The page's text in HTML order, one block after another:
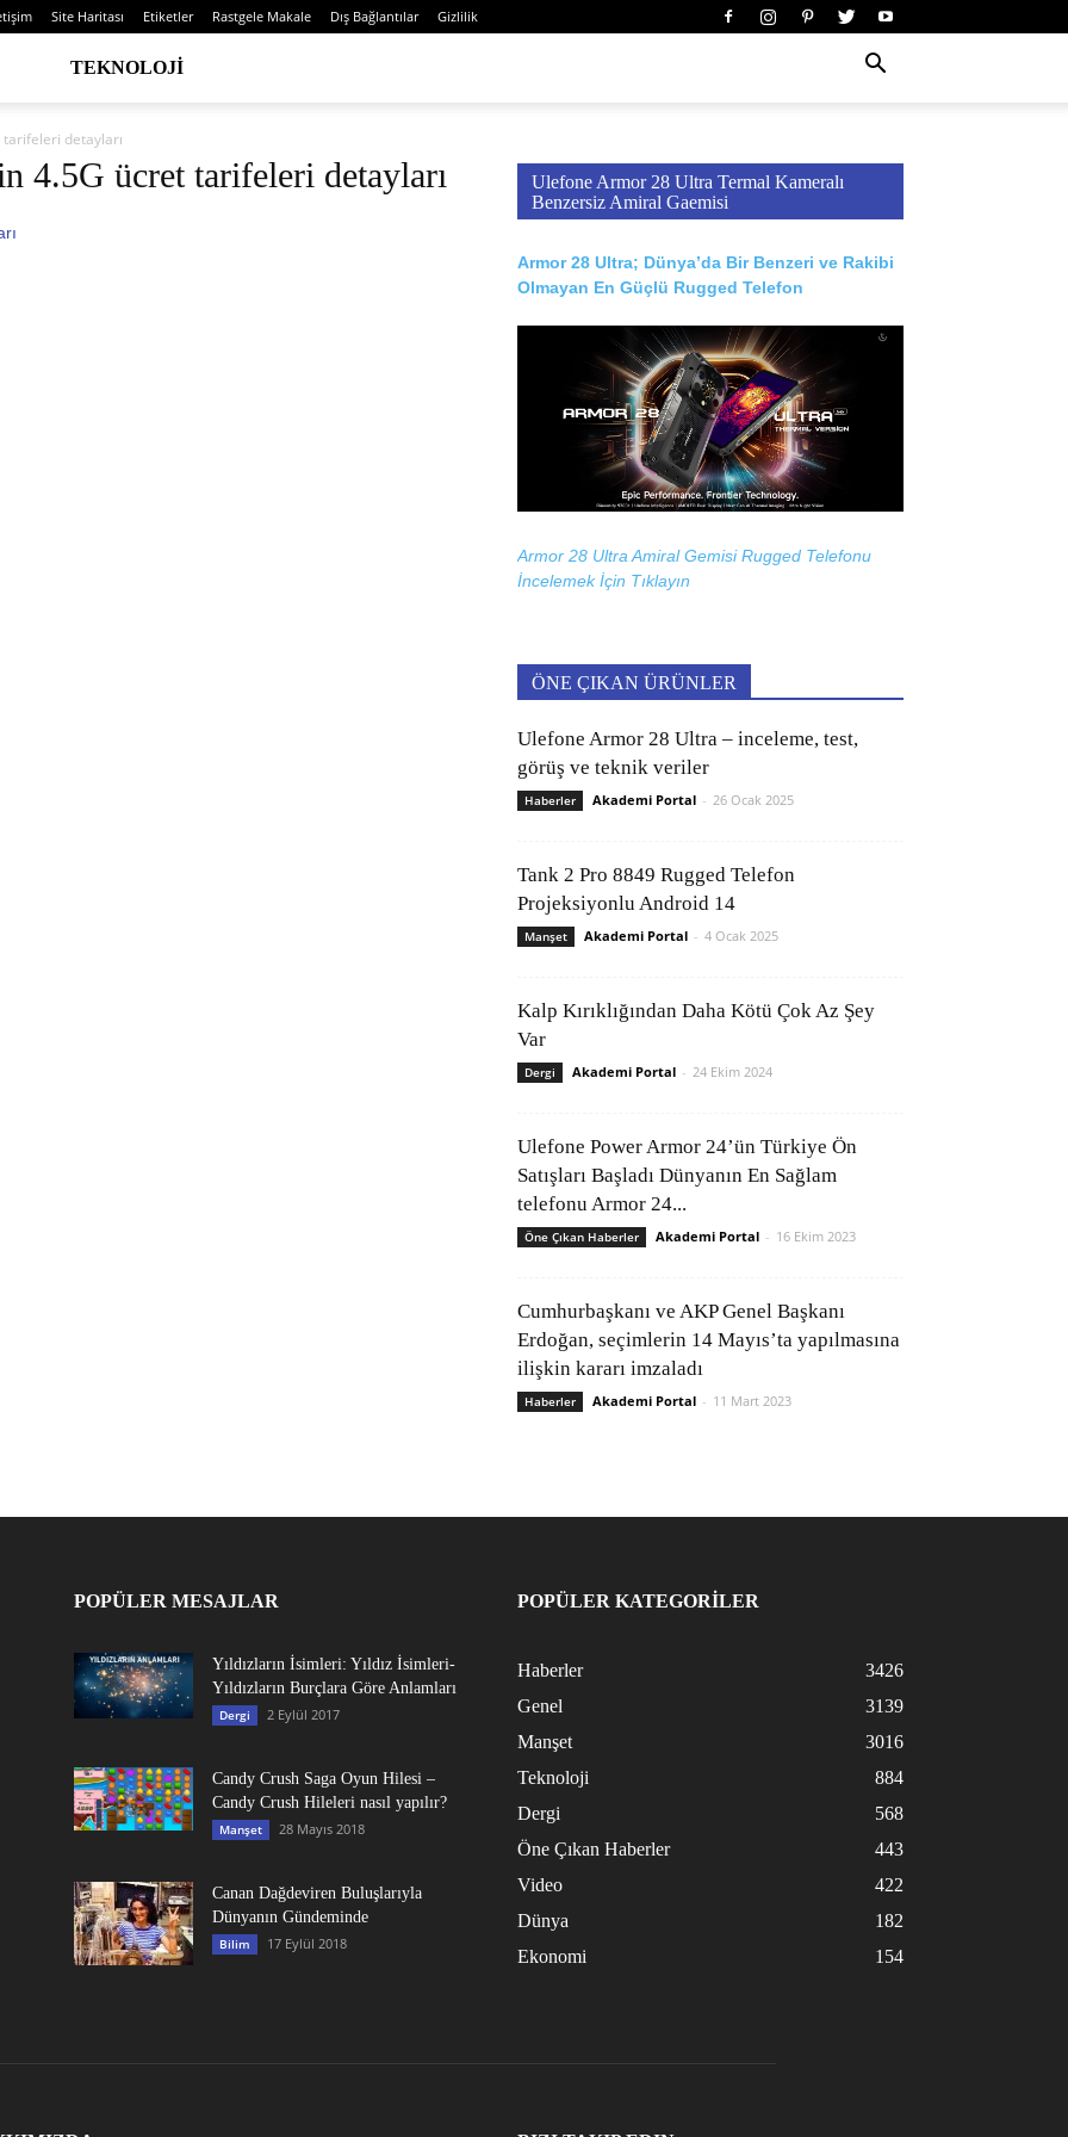
Site Haritası Etiketler Rastgele Makale Dış Bağlantılar Gizlilik
TEKNOLOJI
detayları
4.5G ücret tarifeleri detayları
Ulefone Armor 28 Ultra Termal Kameralı
Benzersiz Amiral Gaemisi
Armor 28 Ultra; Dünya’da Bir Benzeri ve Rakibi
Olmayan En Güçlü Rugged Telefon
Armor 28 Ultra Amiral Gemisi Rugged Telefonu
İncelemek İçin Tıklayın
ÖNE ÇIKAN ÜRÜNLER
Ulefone Armor 28 Ultra – inceleme, test,
görüş ve teknik veriler
Haberler Akademi Portal - 26 Ocak 2025
Tank 2 Pro 8849 Rugged Telefon
Projeksiyonlu Android 14
Manşet Akademi Portal - 4 Ocak 2025
Kalp Kırıklığından Daha Kötü Çok Az Şey
Var
Dergi Akademi Portal - 24 Ekim 2024
Ulefone Power Armor 24’ün Türkiye Ön
Satışları Başladı Dünyanın En Sağlam
telefonu Armor 24...
Öne Çıkan Haberler Akademi Portal - 16 Ekim 2023
Cumhurbaşkanı ve AKP Genel Başkanı
Erdoğan, seçimlerin 14 Mayıs’ta yapılmasına
ilişkin kararı imzaladı
Haberler Akademi Portal - 11 Mart 2023
POPÜLER MESAJLAR
Yıldızların İsimleri: Yıldız İsimleri-
Yıldızların Burçlara Göre Anlamları
Dergi 2 Eylül 2017
Candy Crush Saga Oyun Hilesi –
Candy Crush Hileleri nasıl yapılır?
Manşet 28 Mayıs 2018
Canan Dağdeviren Buluşlarıyla
Dünyanın Gündeminde
Bilim 17 Eylül 2018
POPÜLER KATEGORİLER
Haberler
3426
Genel
3139
Manşet
3016
Teknoloji
884
Dergi
568
Öne Çıkan Haberler
443
Video
422
Dünya
182
Ekonomi
154